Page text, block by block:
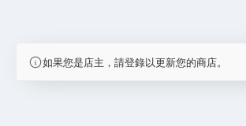
如果您是店主，請登錄以更新您的商店。